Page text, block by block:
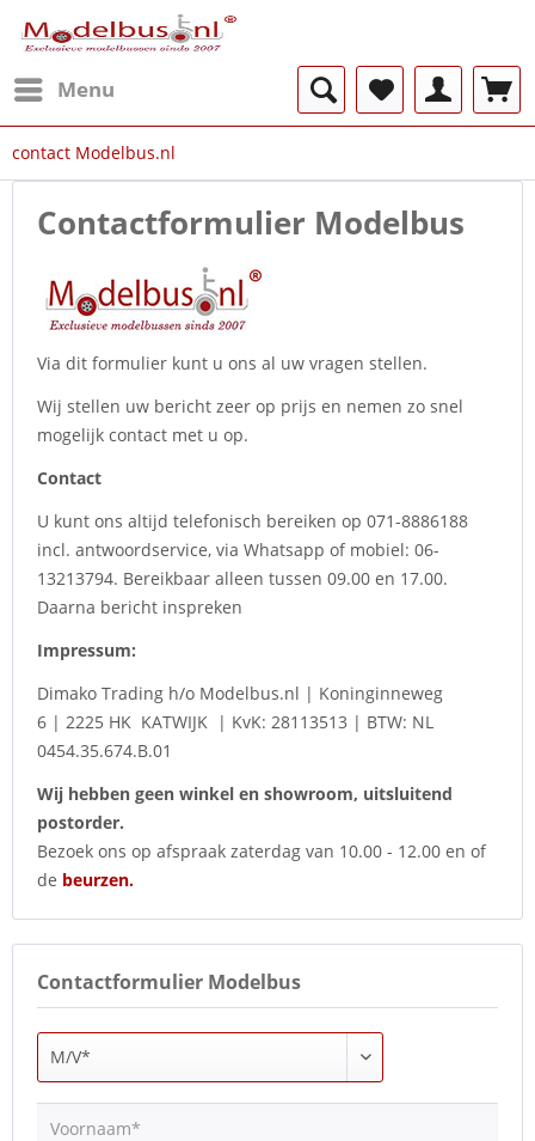
Menu
contact Modelbus.nl
Contactformulier Modelbus
Via dit formulier kunt u ons al uw vragen stellen.
Wij stellen uw bericht zeer op prijs en nemen zo snel
mogelijk contact met u op.
Contact
U kunt ons altijd telefonisch bereiken op 071-8886188
incl. antwoordservice, via Whatsapp of mobiel: 06-
13213794. Bereikbaar alleen tussen 09.00 en 17.00.
Daarna bericht inspreken
Impressum:
Dimako Trading h/o Modelbus.nl | Koninginneweg
6 | 2225 HK KATWIJK | KvK: 28113513 | BTW: NL
0454.35.674.B.01
Wij hebben geen winkel en showroom, uitsluitend
postorder.
Bezoek ons op afspraak zaterdag van 10.00 - 12.00 en of
de beurzen.
Contactformulier Modelbus
Voornaam*